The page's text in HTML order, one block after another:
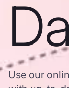
Use our